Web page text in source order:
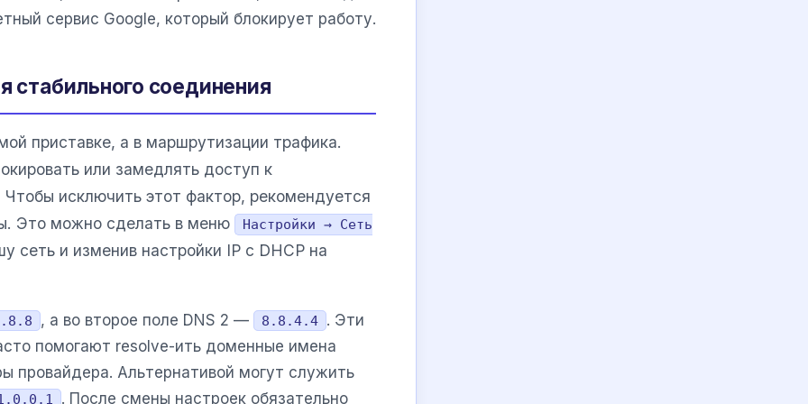
сервис Google, который блокирует работу.
стабильного соединения
приставке, а в маршрутизации трафика.
или замедлять доступ к
исключить этот фактор, рекомендуется
Это можно сделать в меню
Настройки → Сеть
сеть и изменив настройки IP с DHCP на
, а во второе поле DNS 2 — 8.8.4.4 . Эти
помогают resolve-ить доменные имена
провайдера. Альтернативой могут служить
. После смены настроек обязательно